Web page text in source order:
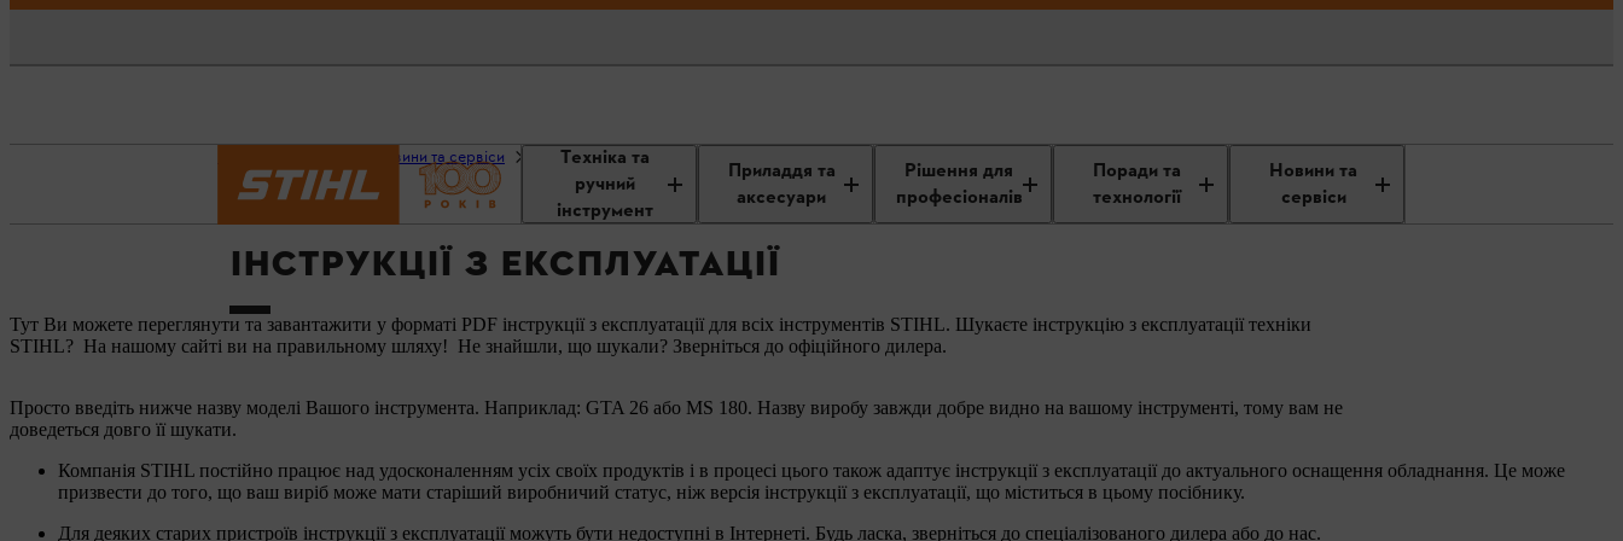
Техніка та
ручний
інструмент
Приладдя та
аксесуари
Рішення для
професіоналів
Поради та
технології
Новини та
сервіси
Новини та сервіси Інструкції з експлуатації
ІНСТРУКЦІЇ З ЕКСПЛУАТАЦІЇ
Тут Ви можете переглянути та завантажити у форматі PDF інструкції з експлуатації для всіх інструментів STIHL. Шукаєте інструкцію з експлуатації техніки
STIHL? На нашому сайті ви на правильному шляху! Не знайшли, що шукали? Зверніться до офіційного дилера.
Просто введіть нижче назву моделі Вашого інструмента. Наприклад: GTA 26 або MS 180. Назву виробу завжди добре видно на вашому інструменті, тому вам не
доведеться довго її шукати.
Компанія STIHL постійно працює над удосконаленням усіх своїх продуктів і в процесі цього також адаптує інструкції з експлуатації до актуального оснащення обладнання. Це може
призвести до того, що ваш виріб може мати старіший виробничий статус, ніж версія інструкції з експлуатації, що міститься в цьому посібнику.
Для деяких старих пристроїв інструкції з експлуатації можуть бути недоступні в Інтернеті. Будь ласка, зверніться до спеціалізованого дилера або до нас.